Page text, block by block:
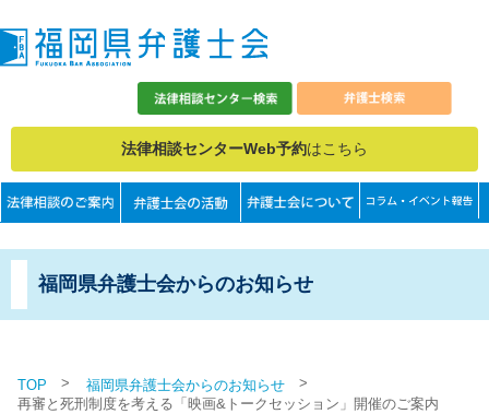
法律相談センターWeb予約はこちら
福岡県弁護士会からのお知らせ
TOP > 福岡県弁護士会からのお知らせ >
再審と死刑制度を考える「映画&トークセッション」開催のご案内